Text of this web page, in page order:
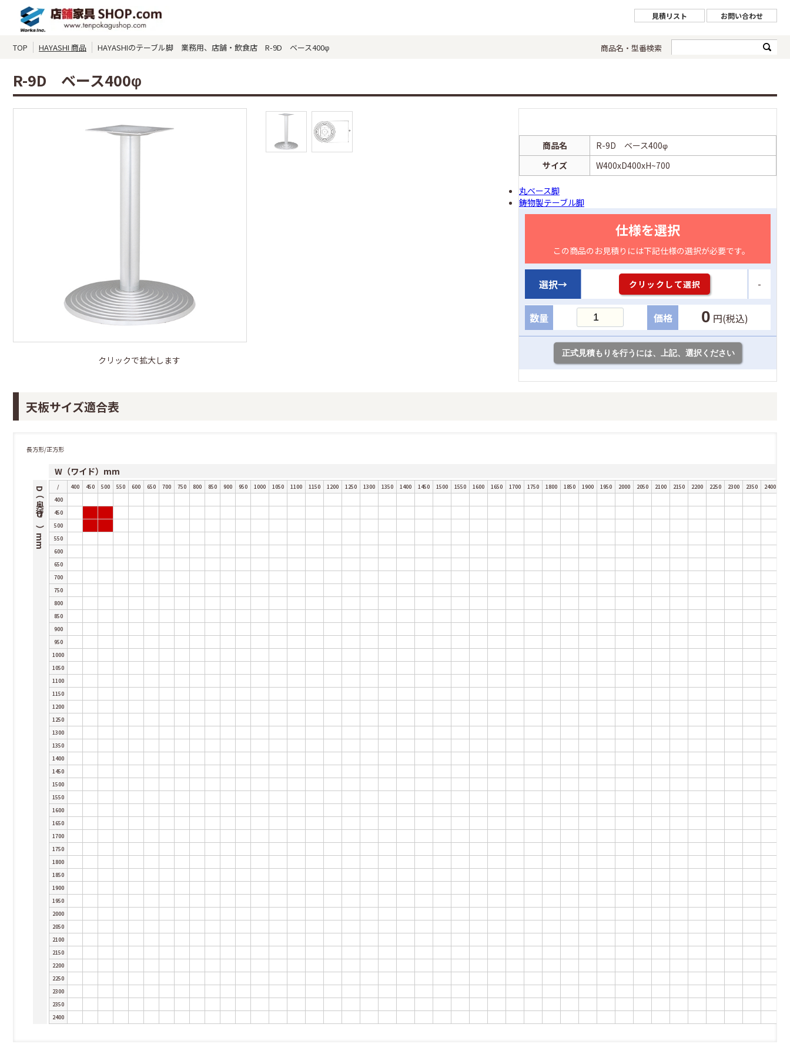
見積リスト お問い合わせ
TOP HAYASHI 商品 HAYASHIのテーブル脚 業務用、店舗・飲食店 R-9D ベース400φ 商品名・型番検索
R-9D ベース400φ
クリックで拡大します
商品名
R-9D ベース400φ
サイズ
W400xD400xH~700
丸ベース脚
鋳物製テーブル脚
仕様を選択
この商品のお見積りには下記仕様の選択が必要です。
選択→ クリックして選択 -
数量 価格 0 円(税込)
天板サイズ適合表
長方形/正方形
W（ワイド）mm
D（奥行き）mm / 400 450 500 550 600 650 700 750 800 850 900 950 1000 1050 1100 1150 1200 1250 1300 1350 1400 1450 1500 1550 1600 1650 1700 1750 1800 1850 1900 1950 2000 2050 2100 2150 2200 2250 2300 2350
2400
400
450
500
550
600
650
700
750
800
850
900
950
1000
1050
1100
1150
1200
1250
1300
1350
1400
1450
1500
1550
1600
1650
1700
1750
1800
1850
1900
1950
2000
2050
2100
2150
2200
2250
2300
2350
2400